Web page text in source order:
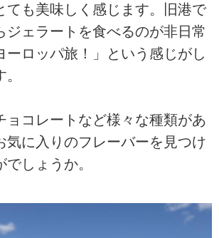
ても美味しく感じます。旧港で
ジェラートを食べるのが非日常
ーロッパ旅！」という感じがし
ョコレートなど様々な種類があ
気に入りのフレーバーを見つけ
しょうか。